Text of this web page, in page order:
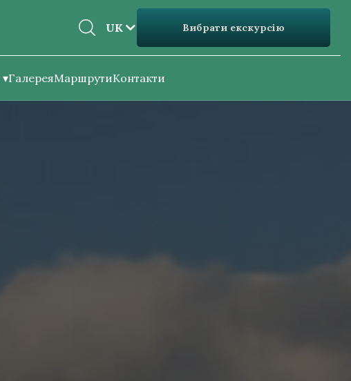
UK
EN
Вибрати екскурсію
ГалереяМаршрутиКонтакти